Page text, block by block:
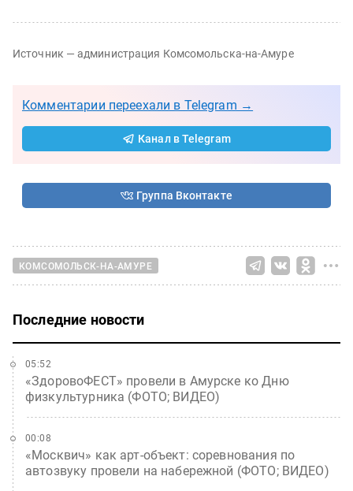
Источник — администрация Комсомольска-на-Амуре
Комментарии переехали в Telegram →
Канал в Telegram
Группа Вконтакте
КОМСОМОЛЬСК-НА-АМУРЕ
Последние новости
«ЗдоровоФЕСТ» провели в Амурске ко Дню
физкультурника (ФОТО; ВИДЕО)
05:52
«Москвич» как арт-объект: соревнования по
автозвуку провели на набережной (ФОТО; ВИДЕО)
00:08